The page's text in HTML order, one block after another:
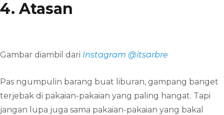
4. Atasan
Gambar diambil dari Instagram @itsarbre
Pas ngumpulin barang buat liburan, gampang banget
terjebak di pakaian-pakaian yang paling hangat. Tapi
jangan lupa juga sama pakaian-pakaian yang bakal